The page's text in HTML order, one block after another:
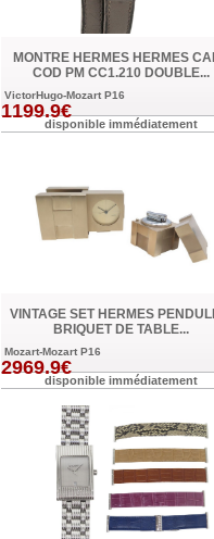
MONTRE HERMES HERMES
COD PM CC1.210 DOUBLE...
VictorHugo-Mozart P16
1199.9€
disponible immédiatement
VINTAGE SET HERMES
BRIQUET DE TABLE...
Mozart-Mozart P16
2969.9€
disponible immédiatement